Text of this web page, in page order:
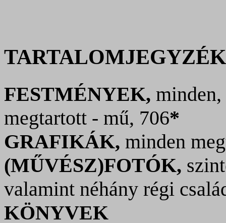
TARTALOMJEGYZÉK
FESTMÉNYEK, minden,
megtartott - mű, 706*
GRAFIKÁK, minden
(MŰVÉSZ)FOTÓK,
valamint néhány régi
KÖNYVEK